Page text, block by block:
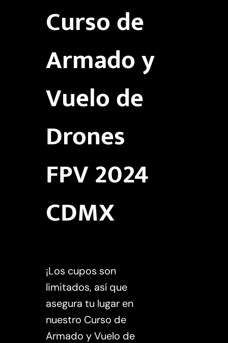
Curso de
Armado y
Vuelo de
Drones
FPV 2024
CDMX
¡Los cupos son
limitados, así que
asegura tu lugar en
nuestro Curso de
Armado y Vuelo de